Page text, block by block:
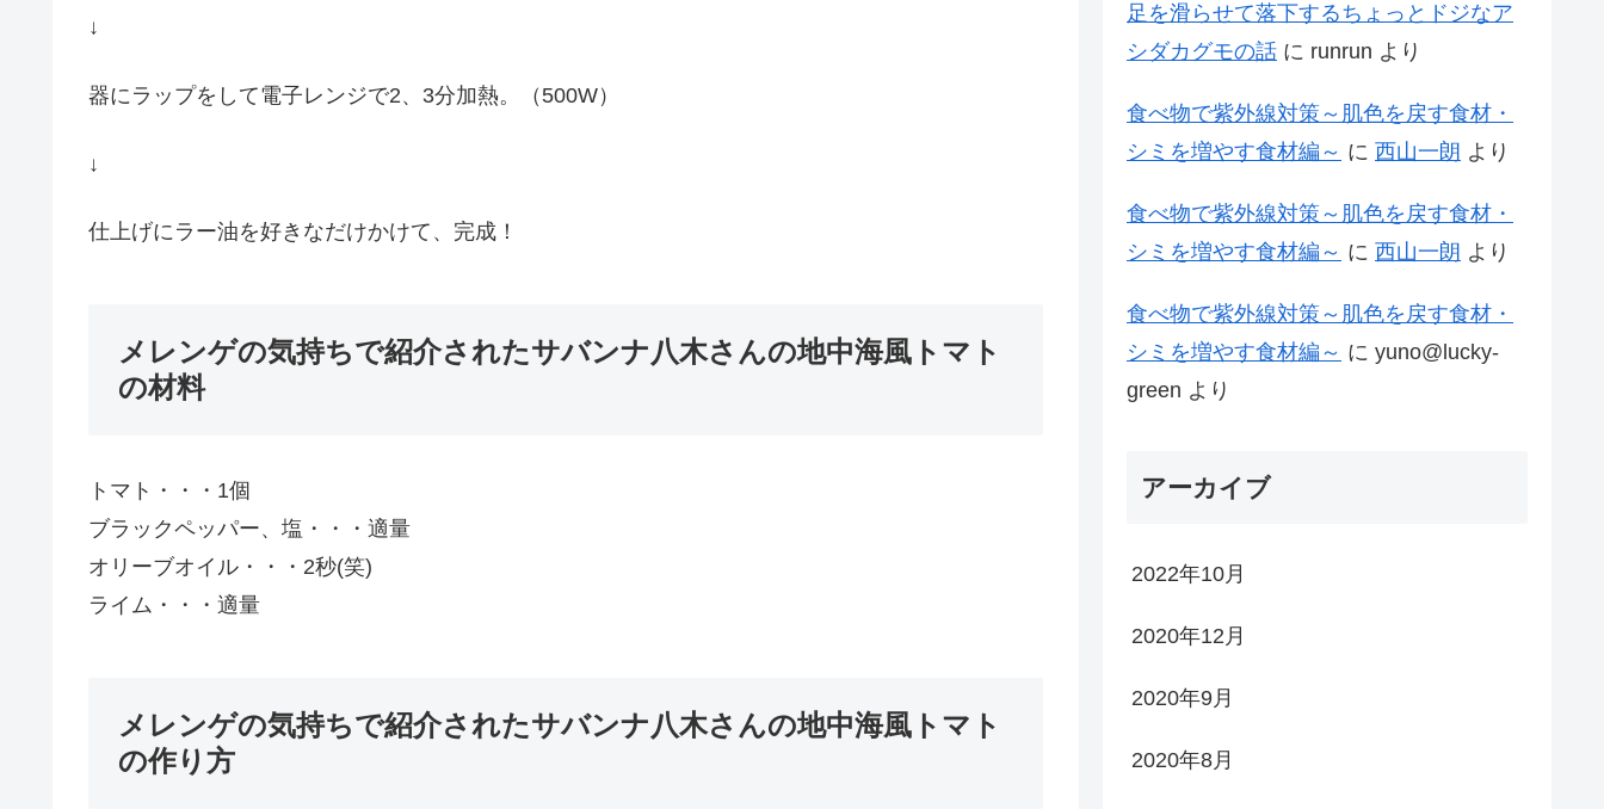
↓
器にラップをして電子レンジで2、3分加熱。（500W）
↓
仕上げにラー油を好きなだけかけて、完成！
メレンゲの気持ちで紹介されたサバンナ八木さんの地中海風トマト
の材料
トマト・・・1個
ブラックペッパー、塩・・・適量
オリーブオイル・・・2秒(笑)
ライム・・・適量
メレンゲの気持ちで紹介されたサバンナ八木さんの地中海風トマト
の作り方
足を滑らせて落下するちょっとドジなア
シダカグモの話 に runrun より
食べ物で紫外線対策～肌色を戻す食材・
シミを増やす食材編～ に 西山一朗 より
食べ物で紫外線対策～肌色を戻す食材・
シミを増やす食材編～ に 西山一朗 より
食べ物で紫外線対策～肌色を戻す食材・
シミを増やす食材編～ に yuno@lucky-
green より
アーカイブ
2022年10月
2020年12月
2020年9月
2020年8月